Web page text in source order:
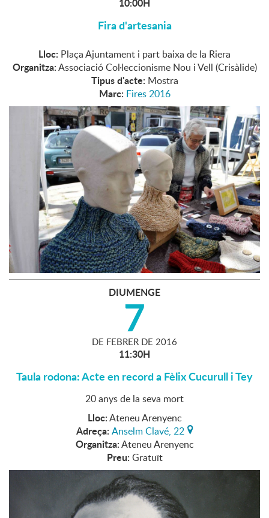
Fira d'artesania
Lloc: Plaça Ajuntament i part baixa de la Riera
Organitza:Associació Col·leccionisme Nou i Vell (Crisàlide)
Tipus d'acte: Mostra
Marc: Fires 2016
DIUMENGE
7
DE FEBRER DE 2016
11:30H
Taula rodona: Acte en record a Fèlix Cucurull i Tey
20 anys de la seva mort
Lloc:Ateneu Arenyenc
Adreça: Anselm Clavé, 22
Organitza:Ateneu Arenyenc
Preu: Gratuït